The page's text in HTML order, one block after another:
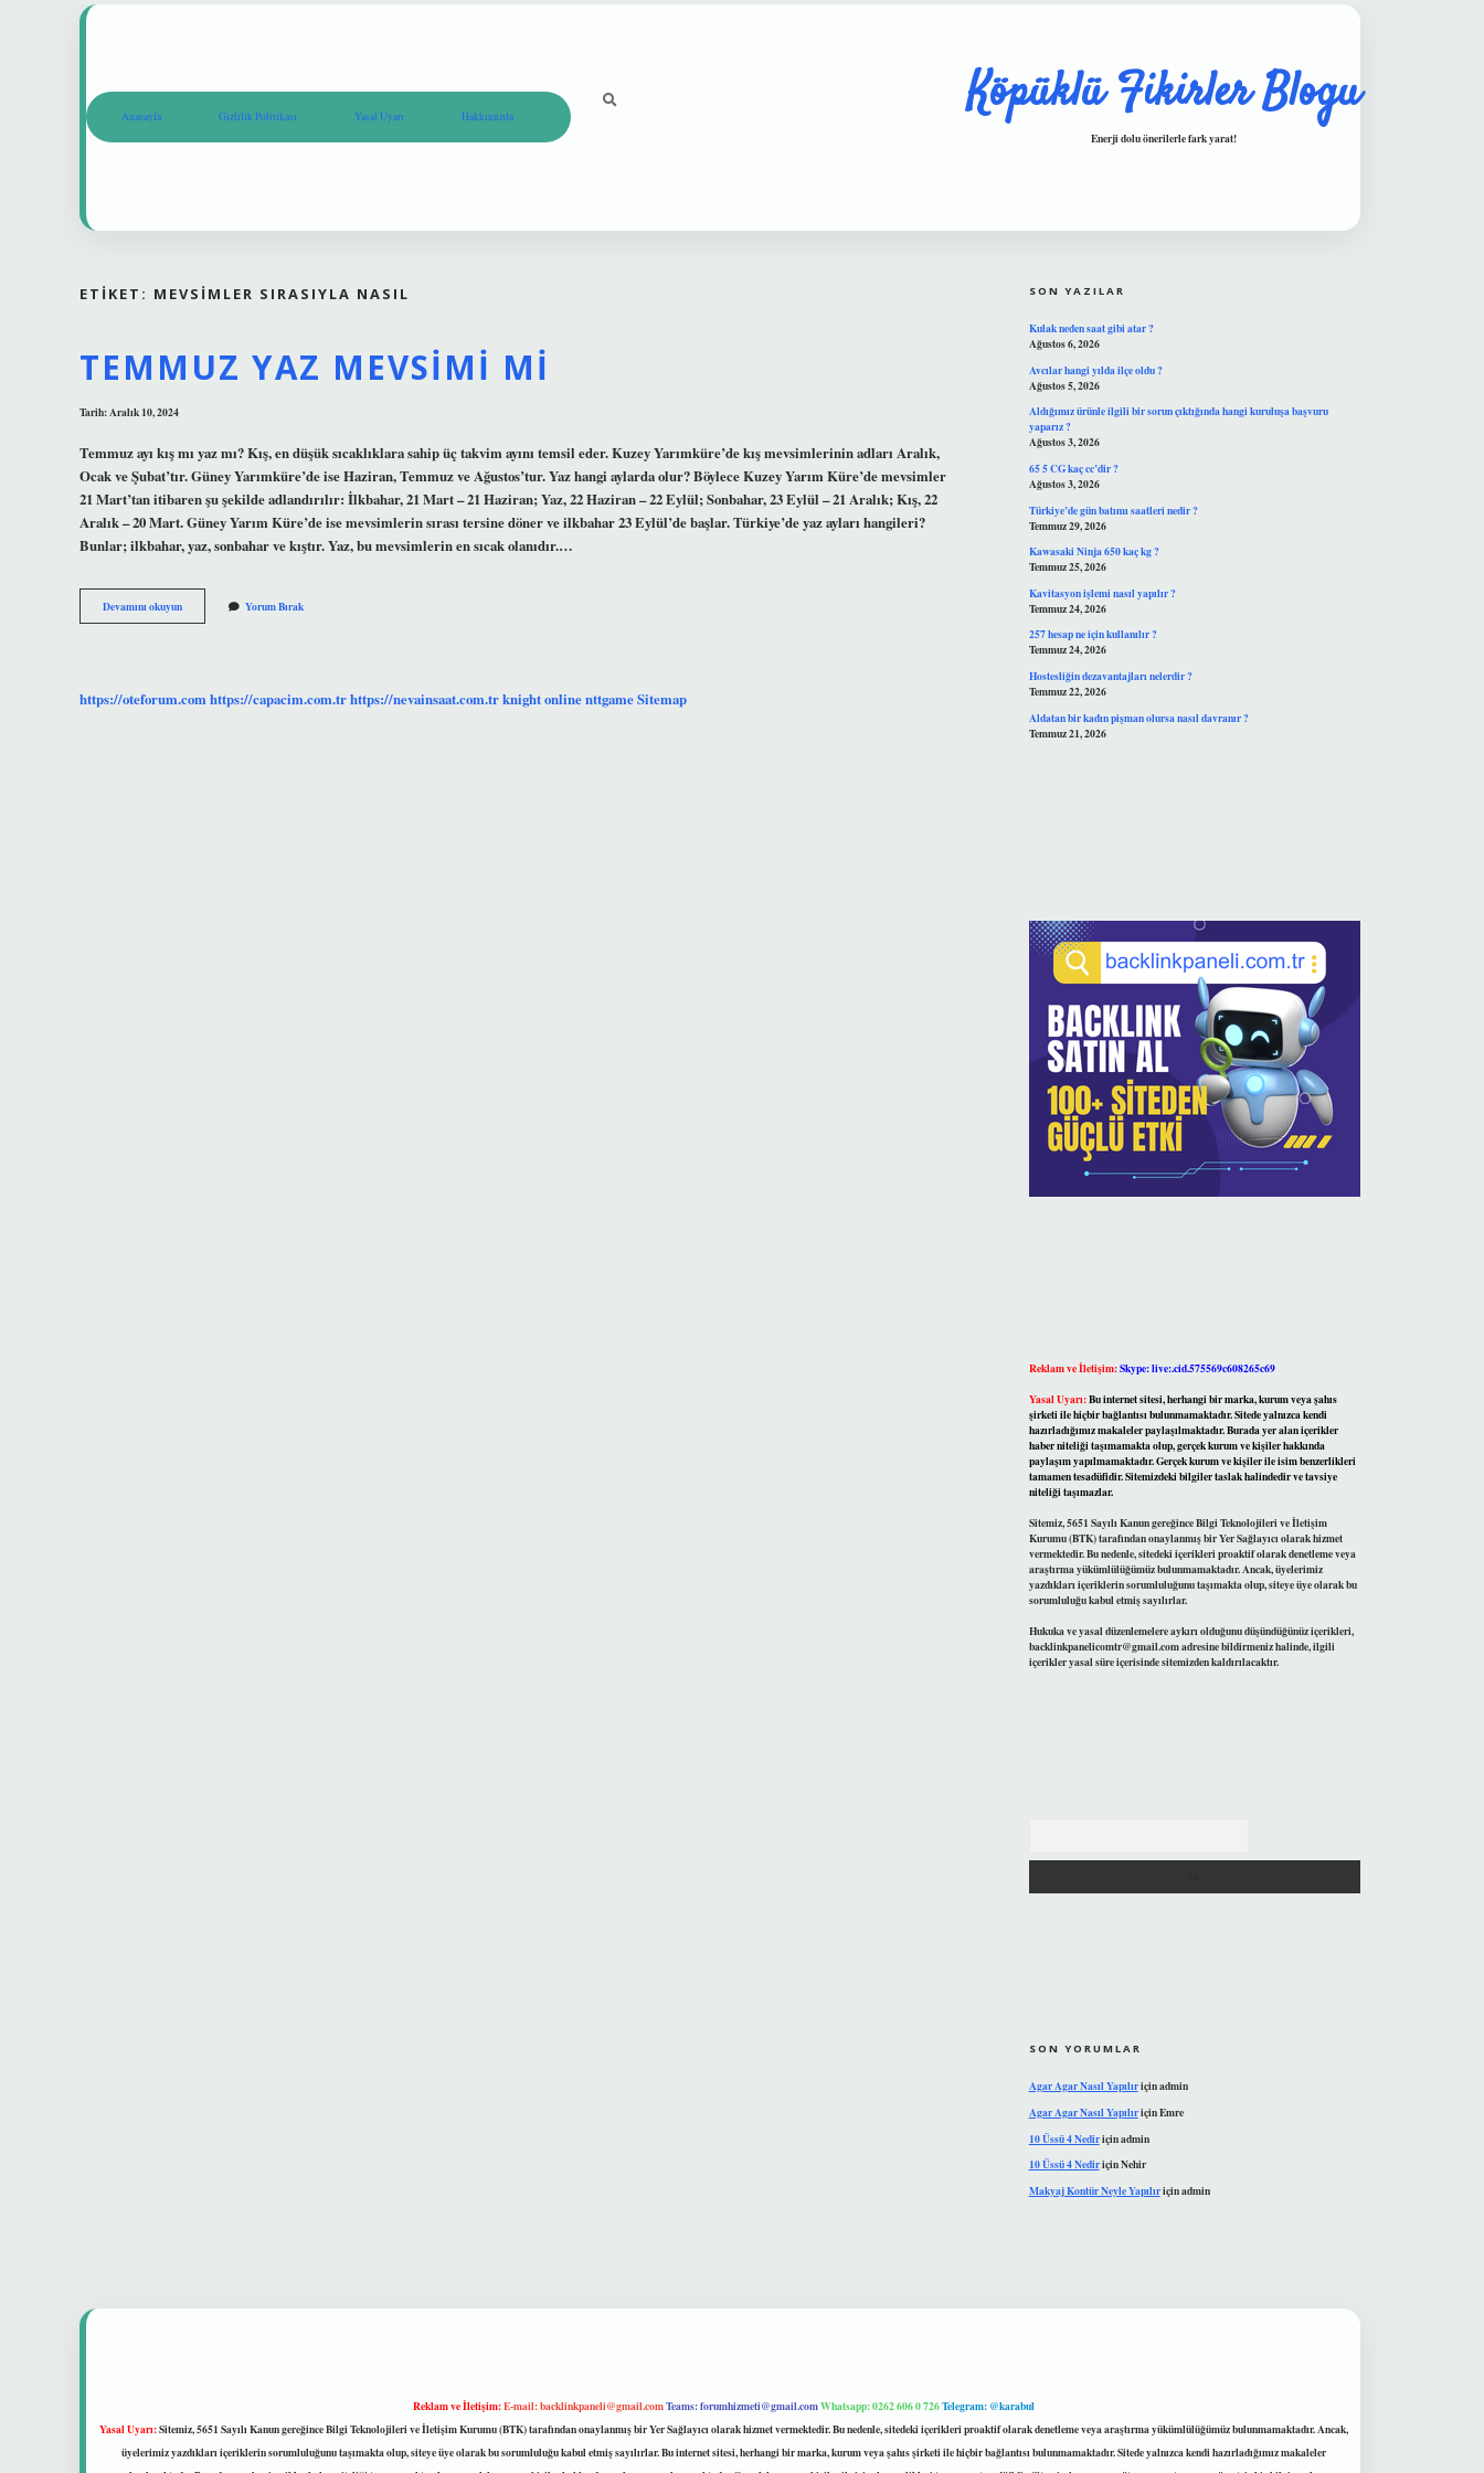
Anasayfa Gizlilik Politikası Yasal Uyarı Hakkımızda Köpüklü Fikirler Blogu
Enerji dolu önerilerle fark yarat!
ETIKET: MEVSIMLER SIRASIYLA NASIL
TEMMUZ YAZ MEVSIMI MI
Tarih: Aralık 10, 2024
Temmuz ayı kış mı yaz mı? Kış, en düşük sıcaklıklara sahip üç takvim ayını temsil eder. Kuzey Yarımküre’de kış mevsimlerinin adları Aralık,
Ocak ve Şubat’tır. Güney Yarımküre’de ise Haziran, Temmuz ve Ağustos’tur. Yaz hangi aylarda olur? Böylece Kuzey Yarım Küre’de mevsimler
21 Mart’tan itibaren şu şekilde adlandırılır: İlkbahar, 21 Mart – 21 Haziran; Yaz, 22 Haziran – 22 Eylül; Sonbahar, 23 Eylül – 21 Aralık; Kış, 22
Aralık – 20 Mart. Güney Yarım Küre’de ise mevsimlerin sırası tersine döner ve ilkbahar 23 Eylül’de başlar. Türkiye’de yaz ayları hangileri?
Bunlar; ilkbahar, yaz, sonbahar ve kıştır. Yaz, bu mevsimlerin en sıcak olanıdır.…
Devamını okuyunTemmuz
Yaz
Yorum Bırak
https://oteforum.comhttps://capacim.com.trhttps://nevainsaat.com.trknight onlinenttgameSitemap
SON YAZILAR
Kulak neden saat gibi atar ?
Ağustos 6, 2026
Avcılar hangi yılda ilçe oldu ?
Ağustos 5, 2026
Aldığımız ürünle ilgili bir sorun çıktığında hangi kuruluşa başvuru
yaparız ?
Ağustos 3, 2026
65 5 CG kaç cc’dir ?
Ağustos 3, 2026
Türkiye’de gün batımı saatleri nedir ?
Temmuz 29, 2026
Kawasaki Ninja 650 kaç kg ?
Temmuz 25, 2026
Kavitasyon işlemi nasıl yapılır ?
Temmuz 24, 2026
257 hesap ne için kullanılır ?
Temmuz 24, 2026
Hostesliğin dezavantajları nelerdir ?
Temmuz 22, 2026
Aldatan bir kadın pişman olursa nasıl davranır ?
Temmuz 21, 2026
Reklam ve İletişim:Skype: live:.cid.575569c608265c69
Yasal Uyarı:Bu internet sitesi, herhangi bir marka, kurum veya şahıs
şirketi ile hiçbir bağlantısı bulunmamaktadır. Sitede yalnızca kendi
hazırladığımız makaleler paylaşılmaktadır. Burada yer alan içerikler
haber niteliği taşımamakta olup, gerçek kurum ve kişiler hakkında
paylaşım yapılmamaktadır. Gerçek kurum ve kişiler ile isim benzerlikleri
tamamen tesadüfidir. Sitemizdeki bilgiler taslak halindedir ve tavsiye
niteliği taşımazlar.
Sitemiz, 5651 Sayılı Kanun gereğince Bilgi Teknolojileri ve İletişim
Kurumu (BTK) tarafından onaylanmış bir Yer Sağlayıcı olarak hizmet
vermektedir. Bu nedenle, sitedeki içerikleri proaktif olarak denetleme veya
araştırma yükümlülüğümüz bulunmamaktadır. Ancak, üyelerimiz
yazdıkları içeriklerin sorumluluğunu taşımakta olup, siteye üye olarak bu
sorumluluğu kabul etmiş sayılırlar.
Hukuka ve yasal düzenlemelere aykırı olduğunu düşündüğünüz içerikleri,
backlinkpanelicomtr@gmail.comadresine bildirmeniz halinde, ilgili
içerikler yasal süre içerisinde sitemizden kaldırılacaktır.
SON YORUMLAR
Agar Agar Nasıl Yapılıriçinadmin
Agar Agar Nasıl YapılıriçinEmre
10 Üssü 4 Nediriçinadmin
10 Üssü 4 NediriçinNehir
Makyaj Kontür Neyle Yapılıriçinadmin
Reklam ve İletişim:E-mail:backlinkpaneli@gmail.comTeams:forumhizmeti@gmail.comWhatsapp: 0262 606 0 726Telegram: @karabul
Yasal Uyarı:Sitemiz, 5651 Sayılı Kanun gereğince Bilgi Teknolojileri ve İletişim Kurumu (BTK) tarafından onaylanmış bir Yer Sağlayıcı olarak hizmet vermektedir. Bu nedenle, sitedeki içerikleri proaktif olarak denetleme veya araştırma yükümlülüğümüz bulunmamaktadır. Ancak,
üyelerimiz yazdıkları içeriklerin sorumluluğunu taşımakta olup, siteye üye olarak bu sorumluluğu kabul etmiş sayılırlar. Bu internet sitesi, herhangi bir marka, kurum veya şahıs şirketi ile hiçbir bağlantısı bulunmamaktadır. Sitede yalnızca kendi hazırladığımız makaleler